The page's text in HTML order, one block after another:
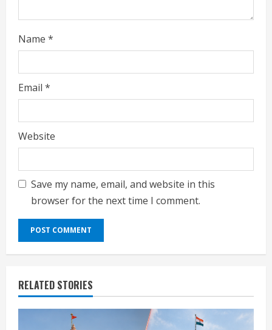
Name *
Email *
Website
Save my name, email, and website in this
browser for the next time I comment.
RELATED STORIES